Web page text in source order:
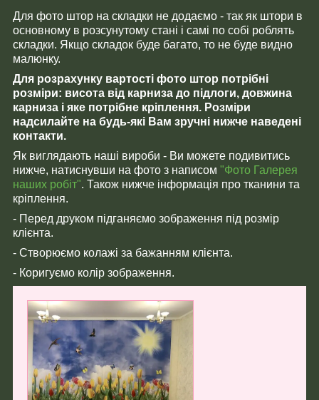
Для фото штор на складки не додаємо - так як штори в
основному в розсунутому стані і самі по собі роблять
складки. Якщо складок буде багато, то не буде видно
малюнку.
Для розрахунку вартості фото штор потрібні
розміри: висота від карниза до підлоги, довжина
карниза і яке потрібне кріплення. Розміри
надсилайте на будь-які Вам зручні нижче наведені
контакти.
Як виглядають наші вироби - Ви можете подивитись
нижче, натиснувши на фото з написом "Фото Галерея
наших робіт". Також нижче інформація про тканини та
кріплення.
- Перед друком підганяємо зображення під розмір
клієнта.
- Створюємо колажі за бажанням клієнта.
- Коригуємо колір зображення.